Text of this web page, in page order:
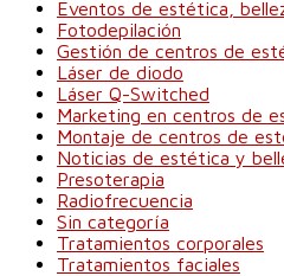
Eventos de estética,
Fotodepilación
Gestión de centros de
Láser de diodo
Láser Q-Switched
Marketing en centros de
Montaje de centros de
Noticias de estética y
Presoterapia
Radiofrecuencia
Sin categoría
Tratamientos corporales
Tratamientos faciales